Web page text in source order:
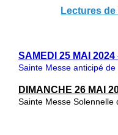
Lectures
SAMEDI 25 MAI
Sainte Messe anticipé de
DIMANCHE 26 MAI
Sainte Messe Solennelle